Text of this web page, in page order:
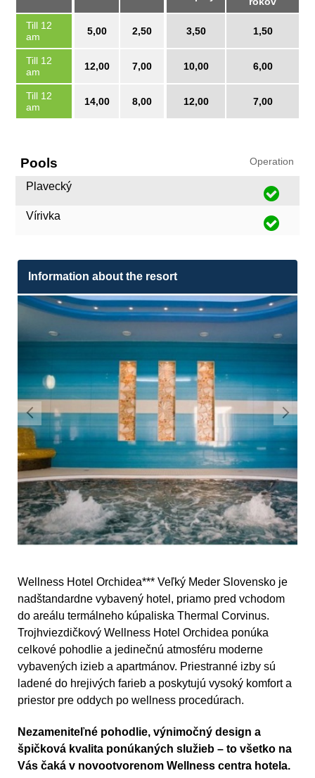
Till 12
am
5,00 2,50 3,50 1,50
Till 12
am
12,00 7,00 10,00 6,00
Till 12
am
14,00 8,00 12,00 7,00
Pools Operation
Plavecký
Vírivka
Information about the resort
Wellness Hotel Orchidea*** Veľký Meder Slovensko je
nadštandardne vybavený hotel, priamo pred vchodom
do areálu termálneho kúpaliska Thermal Corvinus.
Trojhviezdičkový Wellness Hotel Orchidea ponúka
celkové pohodlie a jedinečnú atmosféru moderne
vybavených izieb a apartmánov. Priestranné izby sú
ladené do hrejivých farieb a poskytujú vysoký komfort a
priestor pre oddych po wellness procedúrach.
Nezameniteľné pohodlie, výnimočný design a
špičková kvalita ponúkaných služieb – to všetko na
Vás čaká v novootvorenom Wellness centra hotela.